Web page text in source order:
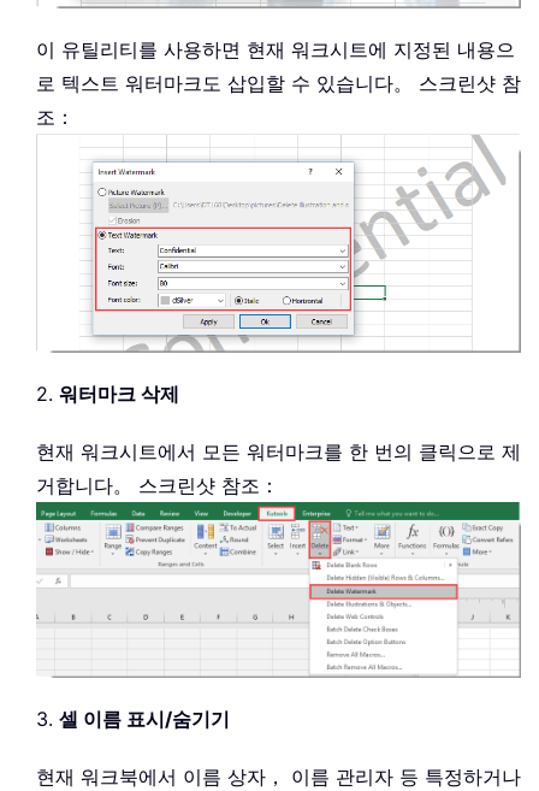
이 유틸리티를 사용하면 현재 워크시트에 지정된 내용으
로 텍스트 워터마크도 삽입할 수 있습니다。 스크린샷 참
조：
2. 워터마크 삭제
현재 워크시트에서 모든 워터마크를 한 번의 클릭으로 제
거합니다。 스크린샷 참조：
3. 셀 이름 표시/숨기기
현재 워크북에서 이름 상자， 이름 관리자 등 특정하거나